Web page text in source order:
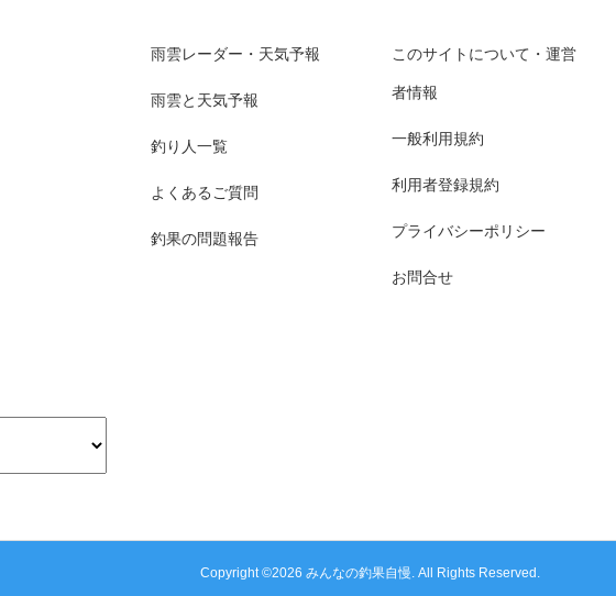
雨雲レーダー・天気予報
雨雲と天気予報
釣り人一覧
よくあるご質問
釣果の問題報告
このサイトについて・運営
者情報
一般利用規約
利用者登録規約
プライバシーポリシー
お問合せ
Copyright ©2026 みんなの釣果自慢. All Rights Reserved.